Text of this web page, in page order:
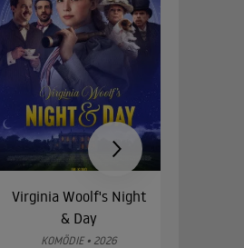
Virginia Woolf's Night
& Day
KOMÖDIE • 2026